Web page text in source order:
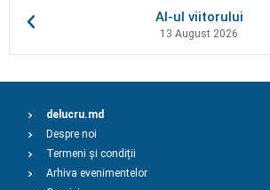
AI-ul viitorului
13 August 2026
delucru.md
Despre noi
Termeni și condiții
Arhiva evenimentelor